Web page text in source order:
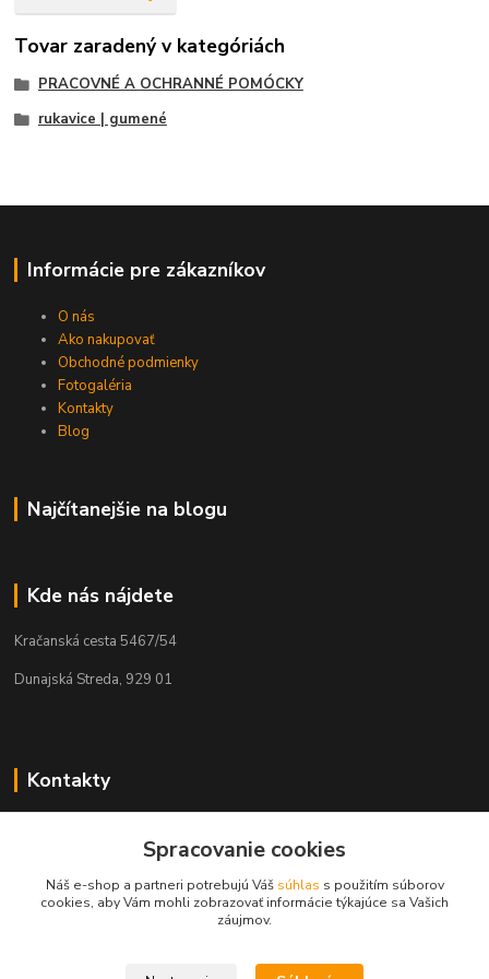
Tovar zaradený v kategóriách
PRACOVNÉ A OCHRANNÉ POMÓCKY
rukavice | gumené
Informácie pre zákazníkov
O nás
Ako nakupovať
Obchodné podmienky
Fotogaléria
Kontakty
Blog
Najčítanejšie na blogu
Kde nás nájdete
Kračanská cesta 5467/54
Dunajská Streda, 929 01
Kontakty
+421 908 775 701
info@kantorstav.sk
Spracovanie cookies
Náš e-shop a partneri potrebujú Váš súhlas s použitím súborov
cookies, aby Vám mohli zobrazovať informácie týkajúce sa Vašich
záujmov.